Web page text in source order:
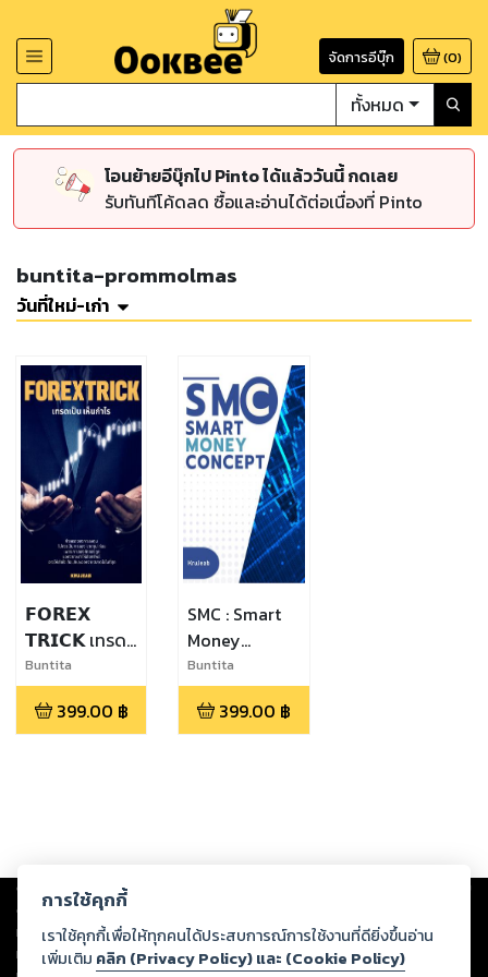
จัดการอีบุ๊ก (0)
ทั้งหมด
โอนย้ายอีบุ๊กไป Pinto ได้แล้ววันนี้ กดเลย
รับทันทีโค้ดลด ซื้อและอ่านได้ต่อเนื่องที่ Pinto
buntita-prommolmas
วันที่ใหม่-เก่า
𝗙𝗢𝗥𝗘𝗫
𝗧𝗥𝗜𝗖𝗞 เทรด
เป็นเห็นกำไร
Buntita
Prommolmas
399.00 ฿
SMC : Smart
Money
Concept
Buntita
Prommolmas,KR
UJEAB399.00 ฿
Copyright © 2026
ต่อผลงานหรือเนื้อหาใดที่อัปโหลดผ่านเว็บไซต์และปรากฏว่าละเมิดสิทธิใน
ทรัพย์สินทางปัญญาของบุคคลอื่นหรือขัดต่อกฎหมายและศีลธรรม ดังนั้น ผู้อ่าน
ทุกท่านโปรดใช้วิจารณญาณในการกลั่นกรองด้วยตนเอง และหากท่านพบว่าส่วน
การใช้คุกกี้
เราใช้คุกกี้เพื่อให้ทุกคนได้ประสบการณ์การใช้งานที่ดียิ่งขึ้นอ่าน
เพิ่มเติม คลิก (Privacy Policy) และ (Cookie Policy)